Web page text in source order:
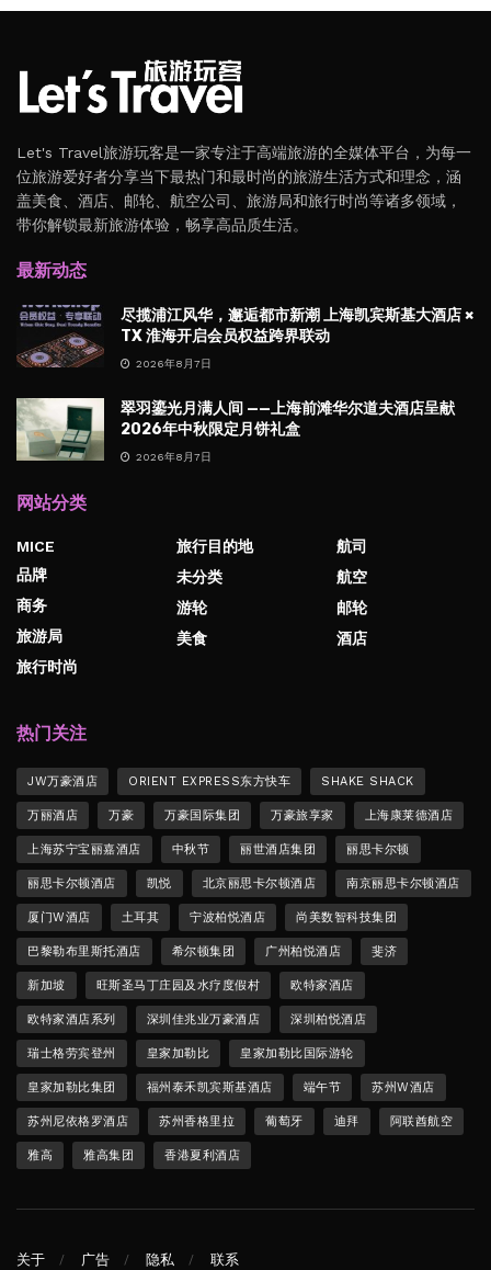
Let's Travel旅游玩客是一家专注于高端旅游的全媒体平台，为每一
位旅游爱好者分享当下最热门和最时尚的旅游生活方式和理念，涵
盖美食、酒店、邮轮、航空公司、旅游局和旅行时尚等诸多领域，
带你解锁最新旅游体验，畅享高品质生活。
最新动态
尽揽浦江风华，邂逅都市新潮 上海凯宾斯基大酒店 ×
TX 淮海开启会员权益跨界联动
2026年8月7日
翠羽鎏光月满人间 ——上海前滩华尔道夫酒店呈献
2026年中秋限定月饼礼盒
2026年8月7日
网站分类
MICE
品牌
商务
旅游局
旅行时尚
旅行目的地
未分类
游轮
美食
航司
航空
邮轮
酒店
热门关注
JW万豪酒店 ORIENT EXPRESS东方快车 SHAKE SHACK
万丽酒店 万豪 万豪国际集团 万豪旅享家 上海康莱德酒店
上海苏宁宝丽嘉酒店 中秋节 丽世酒店集团 丽思卡尔顿
丽思卡尔顿酒店 凯悦 北京丽思卡尔顿酒店 南京丽思卡尔顿酒店
厦门W酒店 土耳其 宁波柏悦酒店 尚美数智科技集团
巴黎勒布里斯托酒店 希尔顿集团 广州柏悦酒店 斐济
新加坡 旺斯圣马丁庄园及水疗度假村 欧特家酒店
欧特家酒店系列 深圳佳兆业万豪酒店 深圳柏悦酒店
瑞士格劳宾登州 皇家加勒比 皇家加勒比国际游轮
皇家加勒比集团 福州泰禾凯宾斯基酒店 端午节 苏州W酒店
苏州尼依格罗酒店 苏州香格里拉 葡萄牙 迪拜 阿联酋航空
雅高 雅高集团 香港夏利酒店
关于 广告 隐私 联系